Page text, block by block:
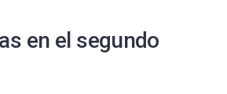
en el segundo